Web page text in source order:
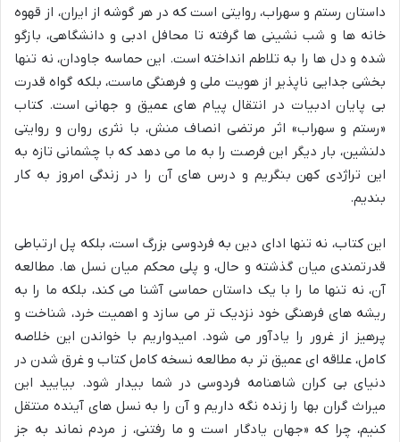
داستان رستم و سهراب، روایتی است که در هر گوشه از ایران، از قهوه
خانه ها و شب نشینی ها گرفته تا محافل ادبی و دانشگاهی، بازگو
شده و دل ها را به تلاطم انداخته است. این حماسه جاودان، نه تنها
بخشی جدایی ناپذیر از هویت ملی و فرهنگی ماست، بلکه گواه قدرت
بی پایان ادبیات در انتقال پیام های عمیق و جهانی است. کتاب
«رستم و سهراب» اثر مرتضی انصاف منش، با نثری روان و روایتی
دلنشین، بار دیگر این فرصت را به ما می دهد که با چشمانی تازه به
این تراژدی کهن بنگریم و درس های آن را در زندگی امروز به کار
بندیم.
این کتاب، نه تنها ادای دین به فردوسی بزرگ است، بلکه پل ارتباطی
قدرتمندی میان گذشته و حال، و پلی محکم میان نسل ها. مطالعه
آن، نه تنها ما را با یک داستان حماسی آشنا می کند، بلکه ما را به
ریشه های فرهنگی خود نزدیک تر می سازد و اهمیت خرد، شناخت و
پرهیز از غرور را یادآور می شود. امیدواریم با خواندن این خلاصه
کامل، علاقه ای عمیق تر به مطالعه نسخه کامل کتاب و غرق شدن در
دنیای بی کران شاهنامه فردوسی در شما بیدار شود. بیایید این
میراث گران بها را زنده نگه داریم و آن را به نسل های آینده منتقل
کنیم، چرا که «جهان یادگار است و ما رفتنی، ز مردم نماند به جز